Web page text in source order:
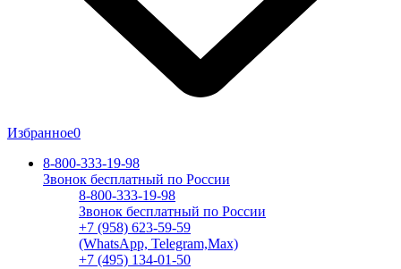
Избранное0
8-800-333-19-98
Звонок бесплатный по России
8-800-333-19-98
Звонок бесплатный по России
+7 (958) 623-59-59
(WhatsApp, Telegram,Max)
+7 (495) 134-01-50